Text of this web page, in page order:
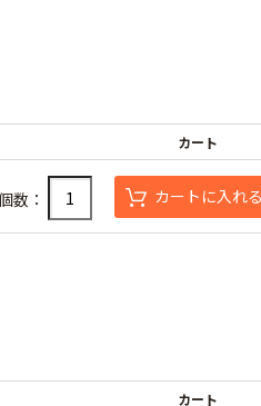
カート
数： カートに入れる
カート